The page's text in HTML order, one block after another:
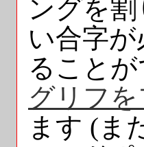
ングを
い合字
ること
グリフ
ます (ま